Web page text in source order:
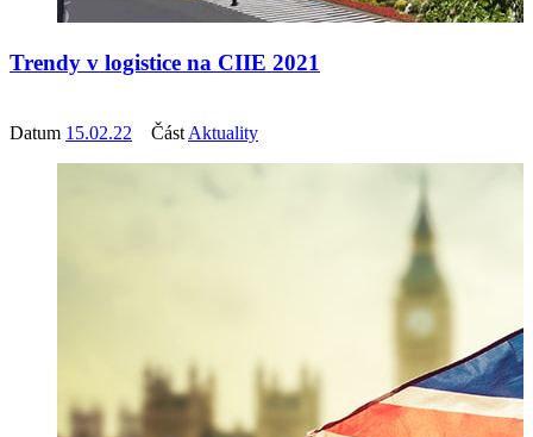
Trendy v logistice na CIIE 2021
Datum 15.02.22 Část Aktuality